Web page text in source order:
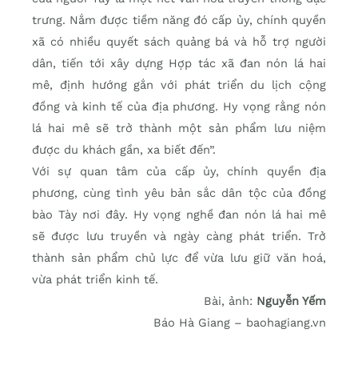
trưng. Nắm được tiềm năng đó cấp ủy, chính quyền
xã có nhiều quyết sách quảng bá và hỗ trợ người
dân, tiến tới xây dựng Hợp tác xã đan nón lá hai
mê, định hướng gắn với phát triển du lịch cộng
đồng và kinh tế của địa phương. Hy vọng rằng nón
lá hai mê sẽ trở thành một sản phẩm lưu niệm
được du khách gần, xa biết đến”.
Với sự quan tâm của cấp ủy, chính quyền địa
phương, cùng tình yêu bản sắc dân tộc của đồng
bào Tày nơi đây. Hy vọng nghề đan nón lá hai mê
sẽ được lưu truyền và ngày càng phát triển. Trở
thành sản phẩm chủ lực để vừa lưu giữ văn hoá,
vừa phát triển kinh tế.
Bài, ảnh: Nguyễn Yếm
Báo Hà Giang – baohagiang.vn